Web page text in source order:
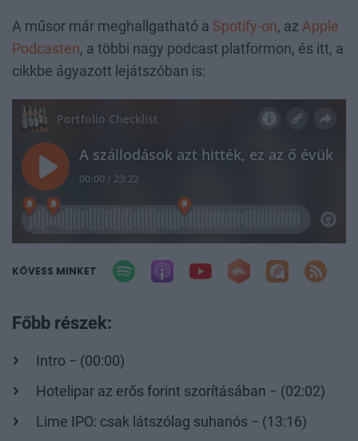
A műsor már meghallgatható a Spotify-on, az Apple
Podcasten, a többi nagy podcast platformon, és itt, a
cikkbe ágyazott lejátszóban is:
KÖVESS MINKET
Főbb részek:
Intro − (00:00)
Hotelipar az erős forint szorításában − (02:02)
Lime IPO: csak látszólag suhanós − (13:16)